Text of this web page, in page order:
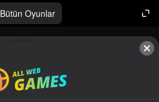
Bütün Oyunlar